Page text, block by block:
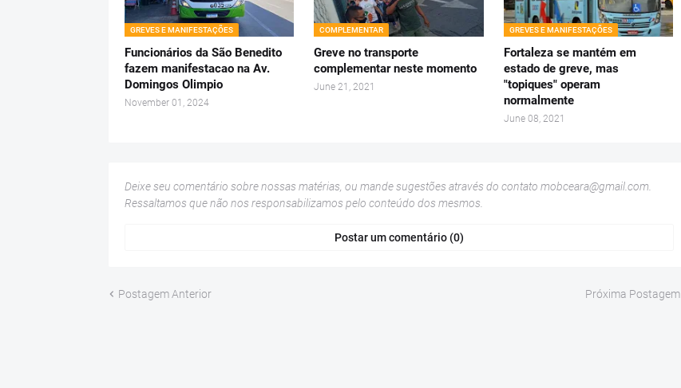
GREVES E MANIFESTAÇÕES
Funcionários da São Benedito
fazem manifestacao na Av.
Domingos Olimpio
November 01, 2024
COMPLEMENTAR
Greve no transporte
complementar neste momento
June 21, 2021
GREVES E MANIFESTAÇÕES
Fortaleza se mantém em
estado de greve, mas
"topiques" operam
normalmente
June 08, 2021
Deixe seu comentário sobre nossas matérias, ou mande sugestões através do contato mobceara@gmail.com
Ressaltamos que não nos responsabilizamos pelo conteúdo dos mesmos.
Postar um comentário (0)
Postagem Anterior Próxima Postagem